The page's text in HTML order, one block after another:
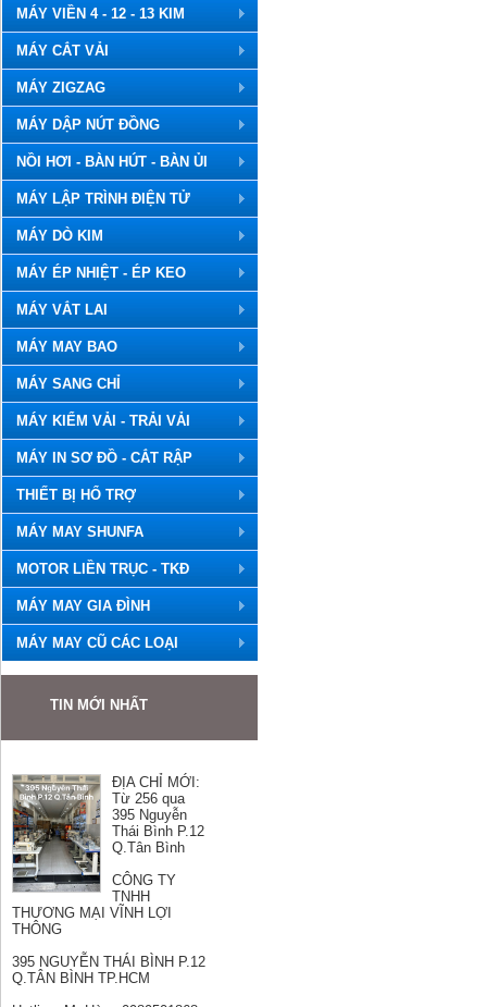
MÁY VIỀN 4 - 12 - 13 KIM
MÁY CẮT VẢI
MÁY ZIGZAG
MÁY DẬP NÚT ĐỒNG
NỒI HƠI - BÀN HÚT - BÀN ỦI
MÁY LẬP TRÌNH ĐIỆN TỬ
MÁY DÒ KIM
MÁY ÉP NHIỆT - ÉP KEO
MÁY VẮT LAI
MÁY MAY BAO
MÁY SANG CHỈ
MÁY KIỂM VẢI - TRẢI VẢI
MÁY IN SƠ ĐỒ - CẮT RẬP
THIẾT BỊ HỔ TRỢ
MÁY MAY SHUNFA
MOTOR LIỀN TRỤC - TKĐ
MÁY MAY GIA ĐÌNH
MÁY MAY CŨ CÁC LOẠI
TIN MỚI NHẤT
Từ 256 qua
395 Nguyễn
Thái Bình P.12
Q.Tân Bình
TNHH
THƯƠNG MẠI VĨNH LỢI
THÔNG
Q.TÂN BÌNH TP.HCM